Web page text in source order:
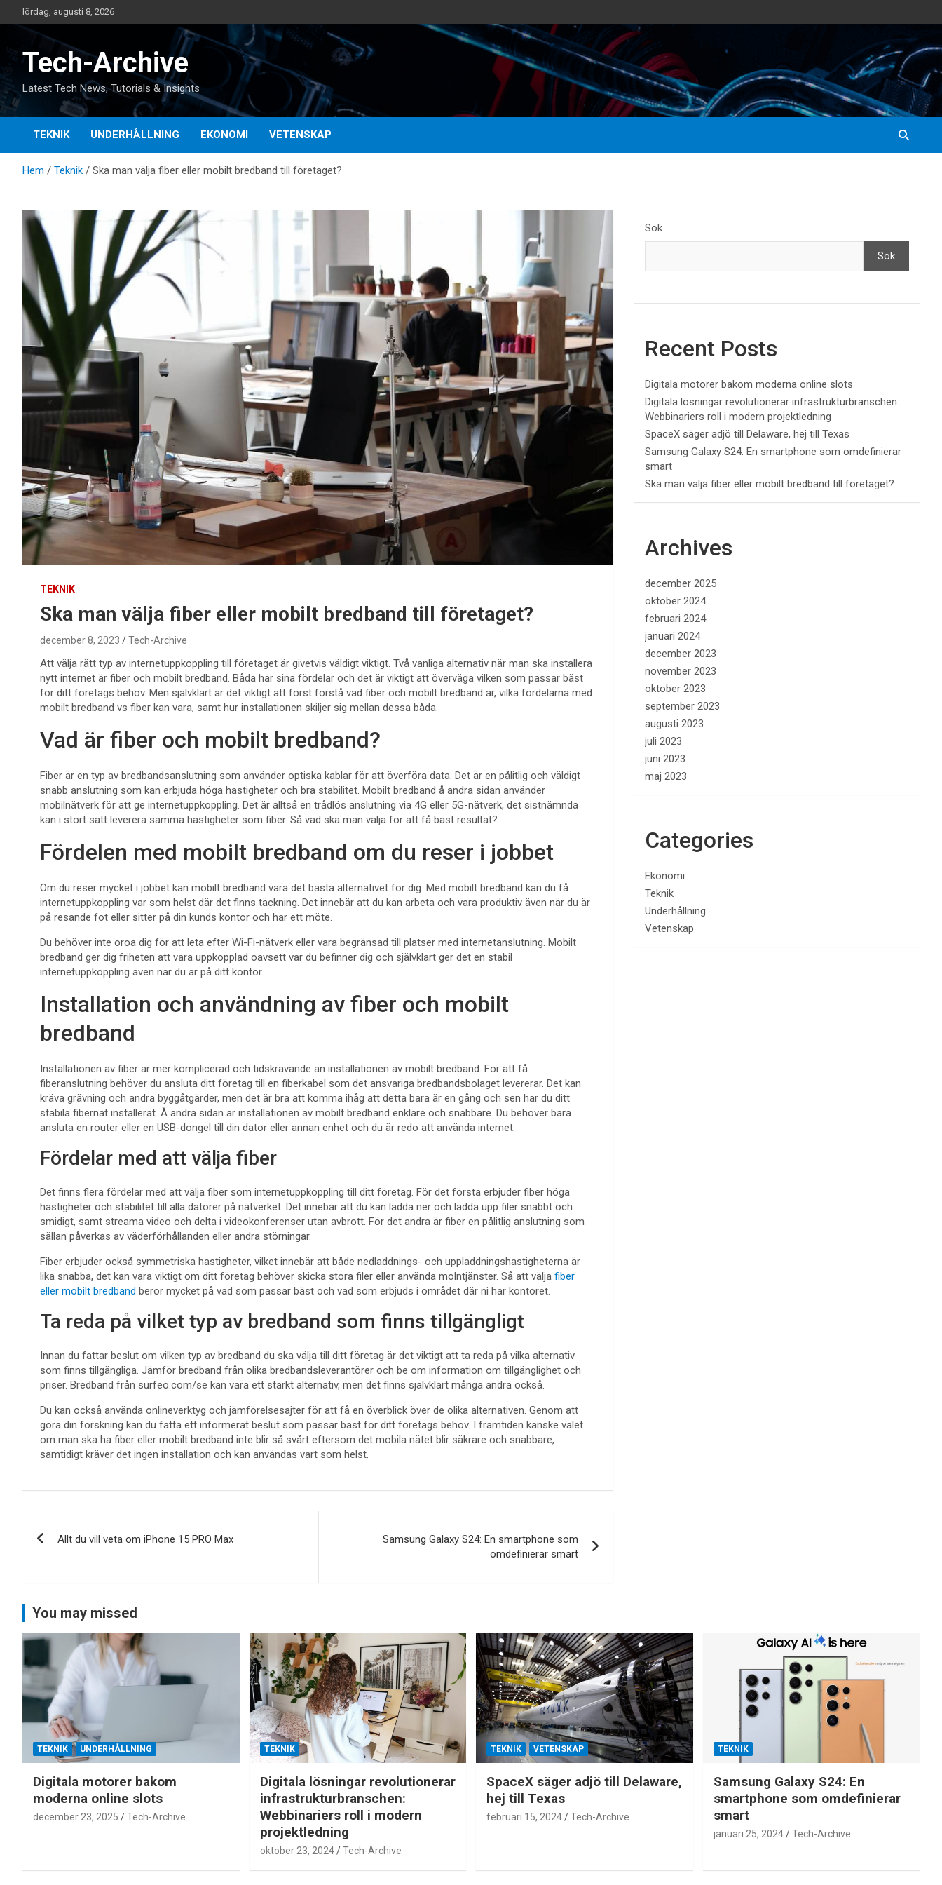
Hoppa
till
innehåll
lördag, augusti 8, 2026
Tech-Archive
Latest Tech News, Tutorials & Insights
TEKNIK UNDERHÅLLNING EKONOMI VETENSKAP
Hem Teknik Ska man välja fiber eller mobilt bredband till företaget?
TEKNIK
Ska man välja fiber eller mobilt bredband till företaget?
december 8, 2023 Tech-Archive
Att välja rätt typ av internetuppkoppling till företaget är givetvis väldigt viktigt. Två vanliga alternativ när man ska installera
nytt internet är fiber och mobilt bredband. Båda har sina fördelar och det är viktigt att överväga vilken som passar bäst
för ditt företags behov. Men självklart är det viktigt att först förstå vad fiber och mobilt bredband är, vilka fördelarna med
mobilt bredband vs fiber kan vara, samt hur installationen skiljer sig mellan dessa båda.
Vad är fiber och mobilt bredband?
Fiber är en typ av bredbandsanslutning som använder optiska kablar för att överföra data. Det är en pålitlig och väldigt
snabb anslutning som kan erbjuda höga hastigheter och bra stabilitet. Mobilt bredband å andra sidan använder
mobilnätverk för att ge internetuppkoppling. Det är alltså en trådlös anslutning via 4G eller 5G-nätverk, det sistnämnda
kan i stort sätt leverera samma hastigheter som fiber. Så vad ska man välja för att få bäst resultat?
Fördelen med mobilt bredband om du reser i jobbet
Om du reser mycket i jobbet kan mobilt bredband vara det bästa alternativet för dig. Med mobilt bredband kan du få
internetuppkoppling var som helst där det finns täckning. Det innebär att du kan arbeta och vara produktiv även när du är
på resande fot eller sitter på din kunds kontor och har ett möte.
Du behöver inte oroa dig för att leta efter Wi-Fi-nätverk eller vara begränsad till platser med internetanslutning. Mobilt
bredband ger dig friheten att vara uppkopplad oavsett var du befinner dig och självklart ger det en stabil
internetuppkoppling även när du är på ditt kontor.
Installation och användning av fiber och mobilt
bredband
Installationen av fiber är mer komplicerad och tidskrävande än installationen av mobilt bredband. För att få
fiberanslutning behöver du ansluta ditt företag till en fiberkabel som det ansvariga bredbandsbolaget levererar. Det kan
kräva grävning och andra byggåtgärder, men det är bra att komma ihåg att detta bara är en gång och sen har du ditt
stabila fibernät installerat. Å andra sidan är installationen av mobilt bredband enklare och snabbare. Du behöver bara
ansluta en router eller en USB-dongel till din dator eller annan enhet och du är redo att använda internet.
Fördelar med att välja fiber
Det finns flera fördelar med att välja fiber som internetuppkoppling till ditt företag. För det första erbjuder fiber höga
hastigheter och stabilitet till alla datorer på nätverket. Det innebär att du kan ladda ner och ladda upp filer snabbt och
smidigt, samt streama video och delta i videokonferenser utan avbrott. För det andra är fiber en pålitlig anslutning som
sällan påverkas av väderförhållanden eller andra störningar.
Fiber erbjuder också symmetriska hastigheter, vilket innebär att både nedladdnings- och uppladdningshastigheterna är
lika snabba, det kan vara viktigt om ditt företag behöver skicka stora filer eller använda molntjänster. Så att välja fiber
eller mobilt bredband beror mycket på vad som passar bäst och vad som erbjuds i området där ni har kontoret.
Ta reda på vilket typ av bredband som finns tillgängligt
Innan du fattar beslut om vilken typ av bredband du ska välja till ditt företag är det viktigt att ta reda på vilka alternativ
som finns tillgängliga. Jämför bredband från olika bredbandsleverantörer och be om information om tillgänglighet och
priser. Bredband från surfeo.com/se kan vara ett starkt alternativ, men det finns självklart många andra också.
Du kan också använda onlineverktyg och jämförelsesajter för att få en överblick över de olika alternativen. Genom att
göra din forskning kan du fatta ett informerat beslut som passar bäst för ditt företags behov. I framtiden kanske valet
om man ska ha fiber eller mobilt bredband inte blir så svårt eftersom det mobila nätet blir säkrare och snabbare,
samtidigt kräver det ingen installation och kan användas vart som helst.
Allt du vill veta om iPhone 15 PRO Max
Samsung Galaxy S24: En smartphone som
omdefinierar smart
Sök
Sök
Recent Posts
Digitala motorer bakom moderna online slots
Digitala lösningar revolutionerar infrastrukturbranschen:
Webbinariers roll i modern projektledning
SpaceX säger adjö till Delaware, hej till Texas
Samsung Galaxy S24: En smartphone som omdefinierar
smart
Ska man välja fiber eller mobilt bredband till företaget?
Archives
december 2025
oktober 2024
februari 2024
januari 2024
december 2023
november 2023
oktober 2023
september 2023
augusti 2023
juli 2023
juni 2023
maj 2023
Categories
Ekonomi
Teknik
Underhållning
Vetenskap
You may missed
TEKNIK UNDERHÅLLNING
Digitala motorer bakom
moderna online slots
december 23, 2025 Tech-Archive
TEKNIK
Digitala lösningar revolutionerar
infrastrukturbranschen:
Webbinariers roll i modern
projektledning
oktober 23, 2024 Tech-Archive
TEKNIK VETENSKAP
SpaceX säger adjö till Delaware,
hej till Texas
februari 15, 2024 Tech-Archive
TEKNIK
Samsung Galaxy S24: En
smartphone som omdefinierar
smart
januari 25, 2024 Tech-Archive